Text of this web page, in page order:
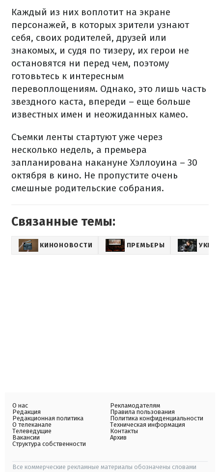
Каждый из них воплотит на экране
персонажей, в которых зрители узнают
себя, своих родителей, друзей или
знакомых, и судя по тизеру, их герои не
остановятся ни перед чем, поэтому
готовьтесь к интересным
перевоплощениям. Однако, это лишь часть
звездного каста, впереди – еще больше
известных имен и неожиданных камео.
Съемки ленты стартуют уже через
несколько недель, а премьера
запланирована накануне Хэллоуина – 30
октября в кино. Не пропустите очень
смешные родительские собрания.
Связанные темы:
КИНОНОВОСТИ ПРЕМЬЕРЫ
О нас
Редакция
Редакционная политика
О телеканале
Телеведущие
Вакансии
Структура собственности
Рекламодателям
Правила пользования
Политика конфиденциальности
Техническая информация
Контакты
Архив
Все коммерческие рекламные материалы обозначены словами